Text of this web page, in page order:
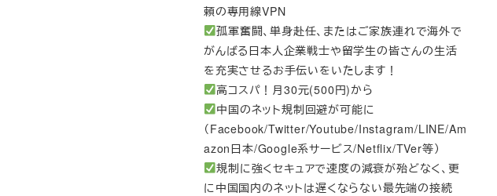
頼の専用線VPN
孤軍奮闘、単身赴任、またはご家族連れで海外で
がんばる日本人企業戦士や留学生の皆さんの生活
を充実させるお手伝いをいたします！
高コスパ！月30元(500円)から
中国のネット規制回避が可能に
（Facebook/Twitter/Youtube/Instagram/LINE/Am
azon日本/Google系サービス/Netflix/TVer等）
規制に強くセキュアで速度の減衰が殆どなく、更
に中国国内のネットは遅くならない最先端の接続